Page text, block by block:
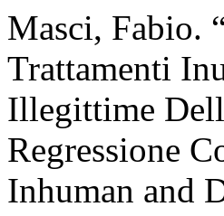
Masci, Fabio.
Trattamenti
Illegittime
Regressione
Inhuman and